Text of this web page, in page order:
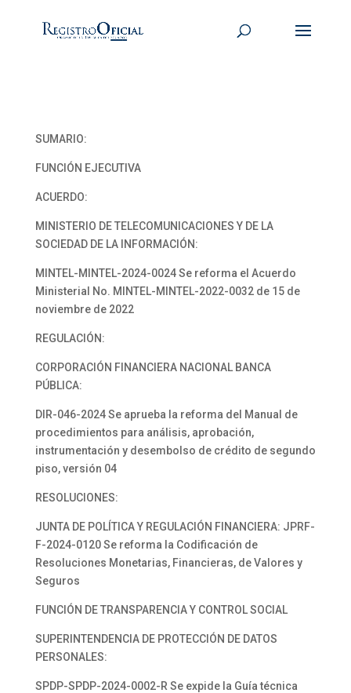
SUMARIO:
FUNCIÓN EJECUTIVA
ACUERDO:
MINISTERIO DE TELECOMUNICACIONES Y DE LA
SOCIEDAD DE LA INFORMACIÓN:
MINTEL-MINTEL-2024-0024 Se reforma el Acuerdo
Ministerial No. MlNTEL-MINTEL-2022-0032 de 15 de
noviembre de 2022
REGULACIÓN:
CORPORACIÓN FINANCIERA NACIONAL BANCA
PÚBLICA:
DIR-046-2024 Se aprueba la reforma del Manual de
procedimientos para análisis, aprobación,
instrumentación y desembolso de crédito de segundo
piso, versión 04
RESOLUCIONES:
JUNTA DE POLÍTICA Y REGULACIÓN FINANCIERA: JPRF-
F-2024-0120 Se reforma la Codificación de
Resoluciones Monetarias, Financieras, de Valores y
Seguros
FUNCIÓN DE TRANSPARENCIA Y CONTROL SOCIAL
SUPERINTENDENCIA DE PROTECCIÓN DE DATOS
PERSONALES:
SPDP-SPDP-2024-0002-R Se expide la Guía técnica